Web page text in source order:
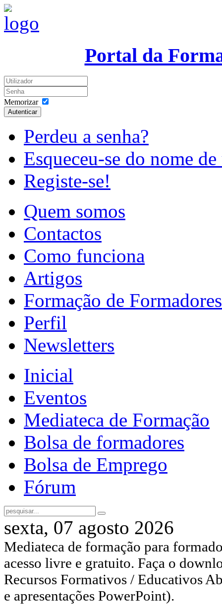
Portal da
Memorizar
Autenticar
Perdeu a senha?
Esqueceu-se do nome
Registe-se!
Quem somos
Contactos
Como funciona
Artigos
Formação de Formadores
Perfil
Newsletters
Inicial
Eventos
Mediateca de Formação
Bolsa de formadores
Bolsa de Emprego
Fórum
sexta, 07 agosto 2026
Mediateca de formação para
acesso livre e gratuito. Faça o
Recursos Formativos / Educativos
e apresentações PowerPoint).